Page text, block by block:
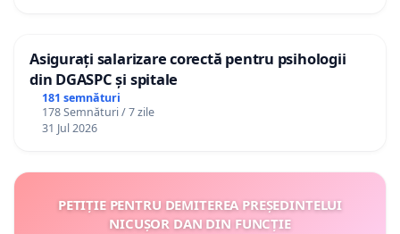
Asigurați salarizare corectă pentru psihologii
din DGASPC și spitale
181 semnături
178 Semnături / 7 zile
31 Jul 2026
PETIȚIE PENTRU DEMITEREA PREȘEDINTELUI
NICUȘOR DAN DIN FUNCȚIE